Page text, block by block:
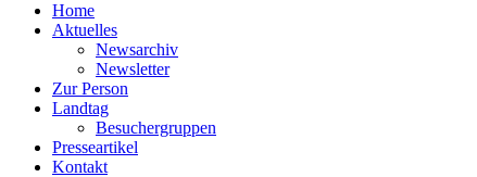
Home
Aktuelles
Newsarchiv
Newsletter
Zur Person
Landtag
Besuchergruppen
Presseartikel
Kontakt